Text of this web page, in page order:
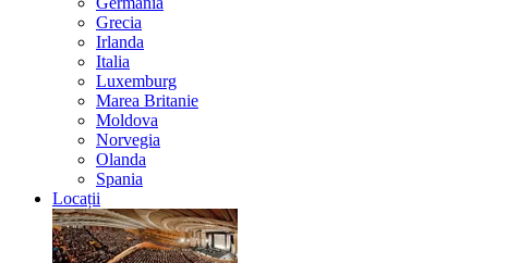
Grecia
Irlanda
Italia
Luxemburg
Marea Britanie
Moldova
Norvegia
Olanda
Spania
Locații